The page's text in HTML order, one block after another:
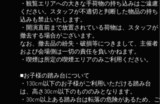
・観覧エリアへの大きな手荷物の持ち込みはご遠慮
ください。スタッフが不適切と判断した物品の持ち
込みも禁止いたします。
・開演直前まで放置されている荷物は、スタッフが
撤去する場合がございます。
なお、撤去品の紛失・破損等につきまして、主催者
および会場側は一切の責任を負いかねます。
・喫煙は所定の喫煙エリアのみご利用ください。
■お子様の踏み台について
・130cm以下のお子様がご利用いただける踏み台
は、高さ30cm以下のもののみとなります。
・30cm以上ある踏み台は転落の危険があるため、ご